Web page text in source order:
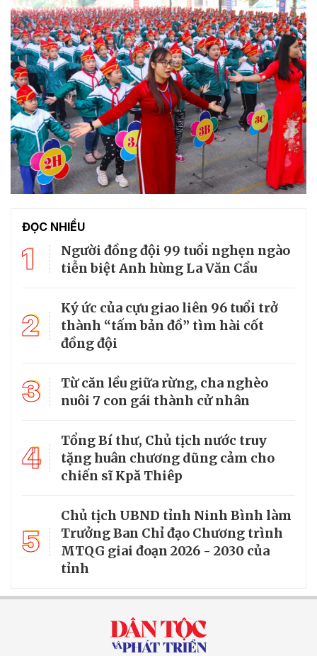
ĐỌC NHIỀU
1
Người đồng đội 99 tuổi nghẹn ngào
tiễn biệt Anh hùng La Văn Cầu
2
Ký ức của cựu giao liên 96 tuổi trở
thành “tấm bản đồ” tìm hài cốt
đồng đội
3
Từ căn lều giữa rừng, cha nghèo
nuôi 7 con gái thành cử nhân
4
Tổng Bí thư, Chủ tịch nước truy
tặng huân chương dũng cảm cho
chiến sĩ Kpă Thiêp
5
Chủ tịch UBND tỉnh Ninh Bình làm
Trưởng Ban Chỉ đạo Chương trình
MTQG giai đoạn 2026 - 2030 của
tỉnh